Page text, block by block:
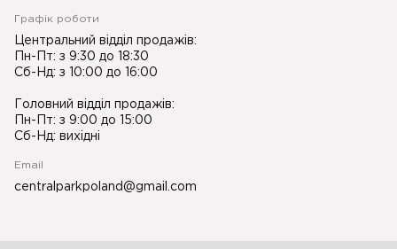
Графік роботи
Центральний відділ продажів:
Пн-Пт: з 9:30 до 18:30
Сб-Нд: з 10:00 до 16:00
Головний відділ продажів:
Пн-Пт: з 9:00 до 15:00
Сб-Нд: вихідні
Email
centralparkpoland@gmail.com